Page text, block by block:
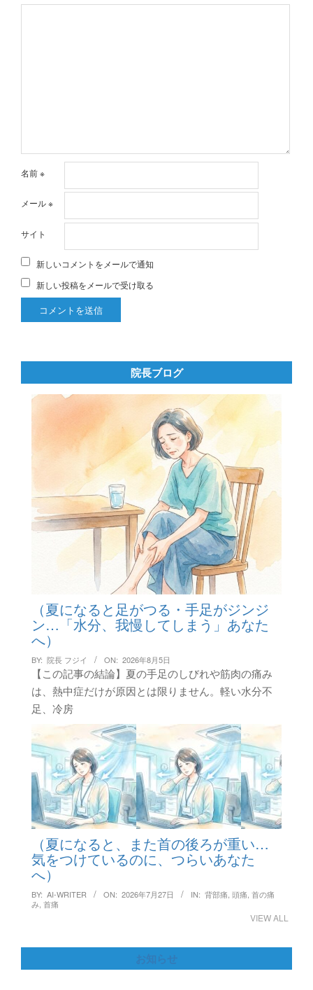
名前※
メール※
サイト
新しいコメントをメールで通知
新しい投稿をメールで受け取る
院長ブログ
（夏になると足がつる・手足がジンジ
ン…「水分、我慢してしまう」あなた
へ）
BY: 院長 フジイ ON: 2026年8月5日
【この記事の結論】夏の手足のしびれや筋肉の痛み
は、熱中症だけが原因とは限りません。軽い水分不
足、冷房
（夏になると、また首の後ろが重い…
気をつけているのに、つらいあなた
へ）
BY: AI-WRITER ON: 2026年7月27日 IN: 背部痛 頭痛 首の痛
み 首痛
VIEW ALL
お知らせ